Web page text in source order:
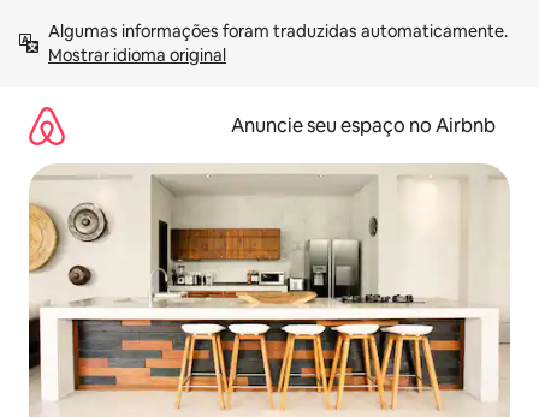
para
Mostrar idioma original
Anuncie seu espaço no Airbnb